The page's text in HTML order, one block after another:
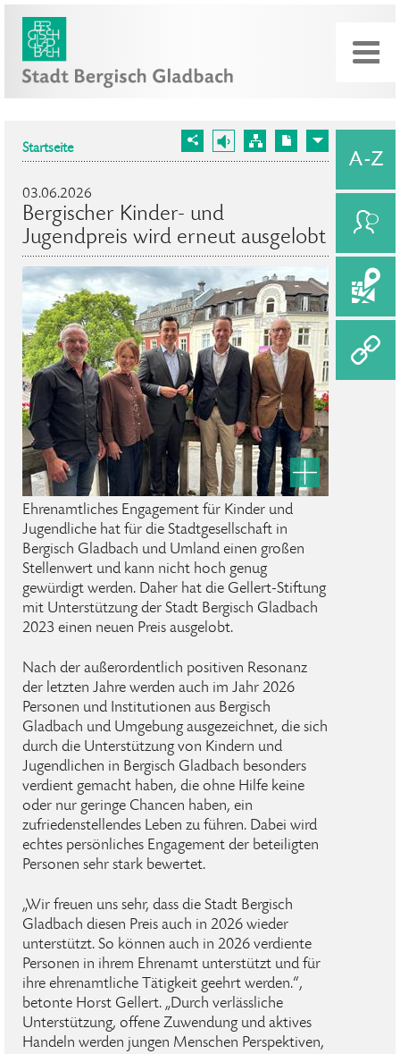
Startseite
03.06.2026
Bergischer Kinder- und
Jugendpreis wird erneut ausgelobt
Ehrenamtliches Engagement für Kinder und
Jugendliche hat für die Stadtgesellschaft in
Bergisch Gladbach und Umland einen großen
Stellenwert und kann nicht hoch genug
gewürdigt werden. Daher hat die Gellert-Stiftung
mit Unterstützung der Stadt Bergisch Gladbach
2023 einen neuen Preis ausgelobt.
Nach der außerordentlich positiven Resonanz
der letzten Jahre werden auch im Jahr 2026
Personen und Institutionen aus Bergisch
Gladbach und Umgebung ausgezeichnet, die sich
durch die Unterstützung von Kindern und
Jugendlichen in Bergisch Gladbach besonders
verdient gemacht haben, die ohne Hilfe keine
oder nur geringe Chancen haben, ein
zufriedenstellendes Leben zu führen. Dabei wird
echtes persönliches Engagement der beteiligten
Personen sehr stark bewertet.
„Wir freuen uns sehr, dass die Stadt Bergisch
Gladbach diesen Preis auch in 2026 wieder
unterstützt. So können auch in 2026 verdiente
Personen in ihrem Ehrenamt unterstützt und für
ihre ehrenamtliche Tätigkeit geehrt werden.“,
betonte Horst Gellert. „Durch verlässliche
Unterstützung, offene Zuwendung und aktives
Handeln werden jungen Menschen Perspektiven,